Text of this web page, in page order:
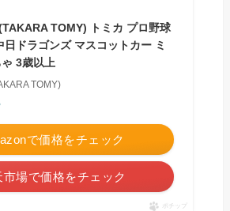
TOMY) トミカ プロ野球
日ドラゴンズ マスコットカー ミ
3歳以上
TOMY)
で価格をチェック
市場で価格をチェック
ポチップ